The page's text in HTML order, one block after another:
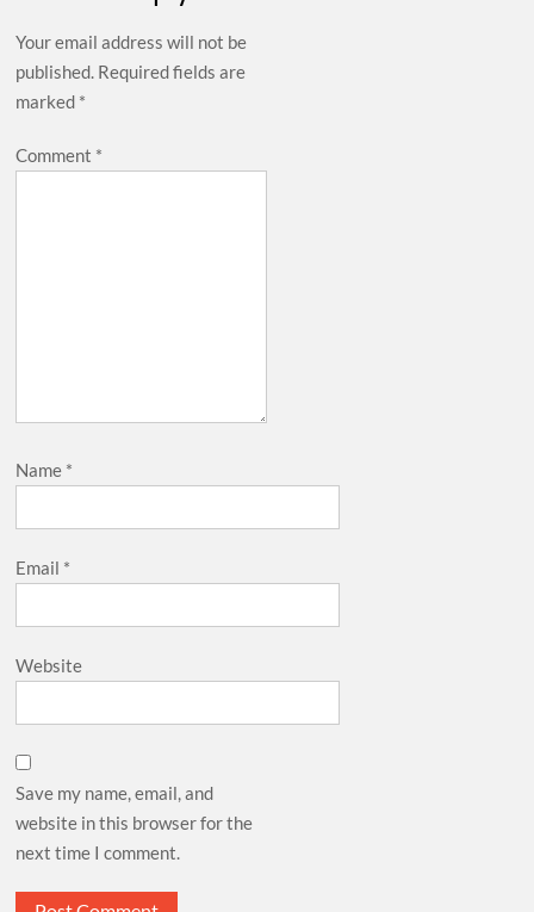
Your email address will not be
published. Required fields are
marked *
Comment *
Name *
Email *
Website
Save my name, email, and
website in this browser for the
next time I comment.